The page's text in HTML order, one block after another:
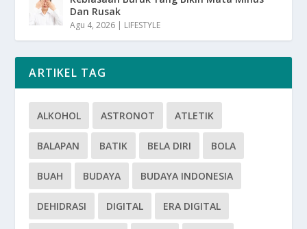
Dan Rusak
Agu 4, 2026 | LIFESTYLE
ARTIKEL TAG
ALKOHOL ASTRONOT ATLETIK
BALAPAN BATIK BELA DIRI BOLA
BUAH BUDAYA BUDAYA INDONESIA
DEHIDRASI DIGITAL ERA DIGITAL